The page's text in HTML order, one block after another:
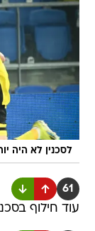
לסכנין לא היה
61
עוד חילוף